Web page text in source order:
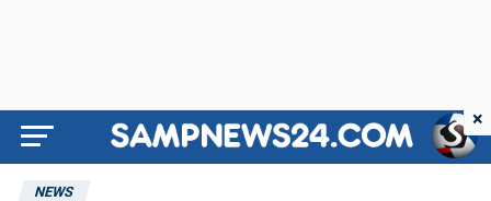
NEWS
×